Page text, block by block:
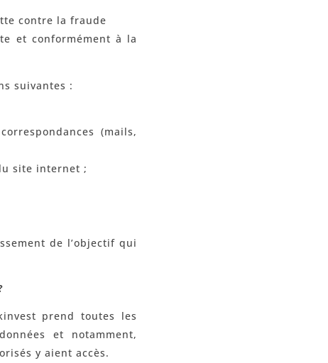
contre la fraude
et conformément à la
suivantes :
(mails,
site internet ;
de l’objectif qui
prend toutes les
et notamment,
y aient accès.